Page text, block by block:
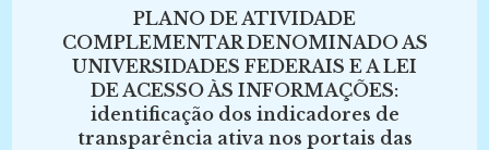
PLANO DE ATIVIDADE
COMPLEMENTAR DENOMINADO AS
UNIVERSIDADES FEDERAIS E A LEI
DE ACESSO ÀS INFORMAÇÕES:
identificação dos indicadores de
transparência ativa nos portais das